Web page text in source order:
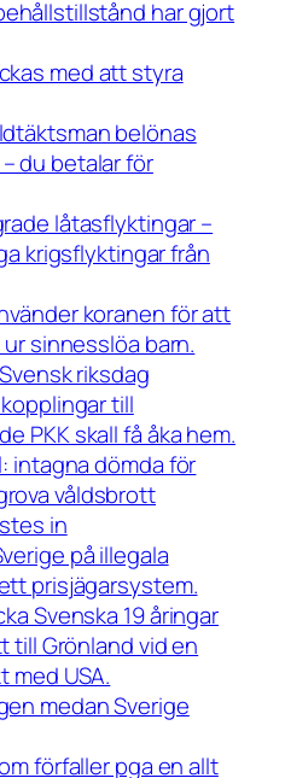
har gjort
med att styra
belönas
du betalar för
låtasflyktingar –
krigsflyktingar från
koranen för att
sinnesslöa barn.
riksdag
till
PKK skall få åka hem.
intagna dömda för
våldsbrott
in
på illegala
prisjägarsystem.
Svenska 19 åringar
till Grönland vid en
med USA.
medan Sverige
förfaller pga en allt